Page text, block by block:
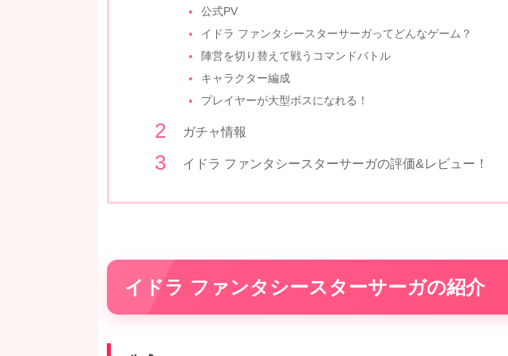
公式PV
イドラ ファンタシースターサーガってどんなゲーム？
陣営を切り替えて戦うコマンドバトル
キャラクター編成
プレイヤーが大型ボスになれる！
ガチャ情報
イドラ ファンタシースターサーガの評価&レビュー！
イドラ ファンタシースターサーガの紹介